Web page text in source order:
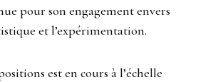
pour son engagement envers
et l’expérimentation.
est en cours à l’échelle